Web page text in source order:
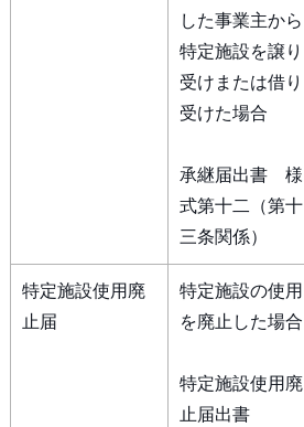
した事業主から
特定施設を譲り
受けまたは借り
受けた場合
承継届出書 様
式第十二（第十
三条関係）
特定施設使用廃
止届
特定施設の使用
を廃止した場合
特定施設使用廃
止届出書